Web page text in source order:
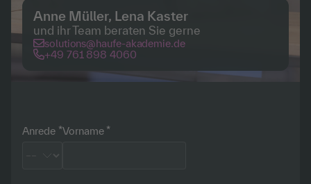
Anrede Vorname
Anne Müller, Lena Kaster
und ihr Team beraten Sie gerne
solutions@haufe-akademie.de
+49 761 898 4060